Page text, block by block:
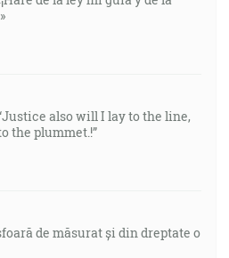
also will I lay to the line,
the plummet.!”
de măsurat și din dreptate o